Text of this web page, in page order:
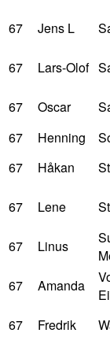
67 Jens L
67 Lars-Olof
67 Oscar
67
Henning
67
Håkan
67 Lene
67 Linus
67 Amanda
67 Fredrik